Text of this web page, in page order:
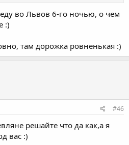
во Львов 6-го ночью, о чем
:)
там дорожка ровненькая :)
#46
решайте что да как,а я
вас :)